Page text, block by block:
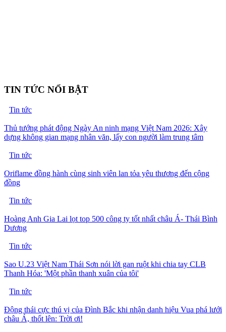
TIN TỨC NỔI BẬT
Tin tức
Thủ tướng phát động Ngày An ninh mạng Việt Nam 2026: Xây
dựng không gian mạng nhân văn, lấy con người làm trung tâm
Tin tức
Oriflame đồng hành cùng sinh viên lan tỏa yêu thương đến cộng
đồng
Tin tức
Hoàng Anh Gia Lai lọt top 500 công ty tốt nhất châu Á- Thái Bình
Dương
Tin tức
Sao U.23 Việt Nam Thái Sơn nói lời gan ruột khi chia tay CLB
Thanh Hóa: 'Một phần thanh xuân của tôi'
Tin tức
Động thái cực thú vị của Đình Bắc khi nhận danh hiệu Vua phá lưới
châu Á, thốt lên: Trời ơi!